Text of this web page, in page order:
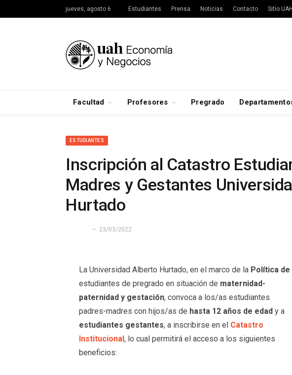
jueves, agosto 6 Estudiantes Prensa Noticias Contacto Sitio
Facultad Profesores Pregrado
ESTUDIANTES
Inscripción al Catastro
Madres y Gestantes
Hurtado
23/03/2022
La Universidad Alberto Hurtado, en el marco de la Política
estudiantes depregrado en situación de maternidad-
paternidad y gestación, convoca a los/as estudiantes
padres-madres con hijos/as de hasta 12 años de edad y a
estudiantes gestantes, a inscribirse en el Catastro
Institucional, lo cual permitirá el acceso a los siguientes
beneficios: